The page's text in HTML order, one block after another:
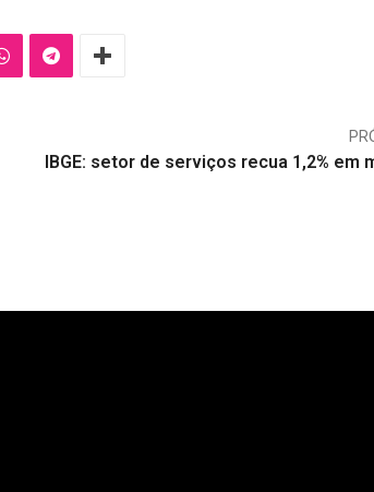
IBGE: setor de serviços recua 1,2% em